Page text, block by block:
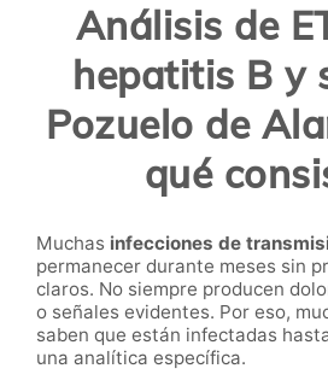
Análisis de
hepatitis B y
Pozuelo de
qué
Muchas infecciones de
permanecer durante meses sin
claros. No siempre producen
o señales evidentes. Por eso,
saben que están infectadas
una analítica específica.